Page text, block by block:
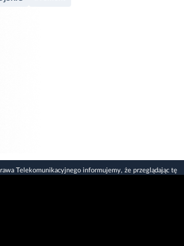
Telekomunikacyjnego informujemy, że przeglądając tę